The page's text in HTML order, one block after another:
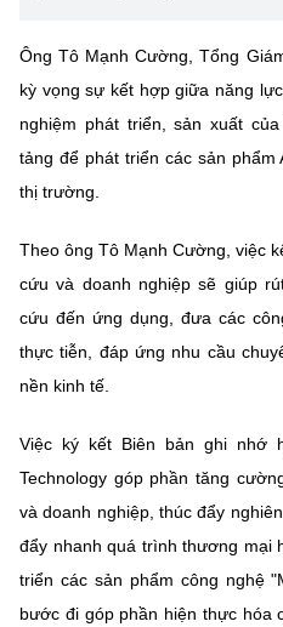
Ông Tô Mạnh Cường, Tổng
kỳ vọng sự kết hợp giữa năng
nghiệm phát triển, sản xuất
tảng để phát triển các sản
thị trường.
Theo ông Tô Mạnh Cường, việc
cứu và doanh nghiệp sẽ giúp
cứu đến ứng dụng, đưa các
thực tiễn, đáp ứng nhu cầu
nền kinh tế.
Việc ký kết Biên bản ghi nhớ
Technology góp phần tăng
và doanh nghiệp, thúc đẩy
đẩy nhanh quá trình thương mại
triển các sản phẩm công nghệ
bước đi góp phần hiện thực hóa